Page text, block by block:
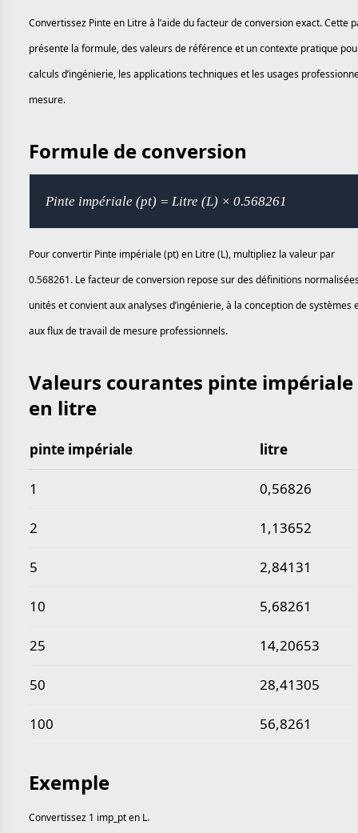
Convertissez Pinte en Litre à l’aide du facteur de conversion exact. Cette
présente la formule, des valeurs de référence et un contexte pratique
calculs d’ingénierie, les applications techniques et les usages
mesure.
Formule de conversion
Pinte impériale (pt) = Litre (L) × 0.568261
Pour convertir Pinte impériale (pt) en Litre (L), multipliez la valeur par
0.568261. Le facteur de conversion repose sur des définitions
unités et convient aux analyses d’ingénierie, à la conception de systèmes
aux flux de travail de mesure professionnels.
Valeurs courantes pinte impériale
en litre
Valeurs courantes pinte impériale en litre
pinte impériale litre
1 0,56826
2 1,13652
5 2,84131
10 5,68261
25 14,20653
50 28,41305
100 56,8261
Exemple
Convertissez 1 imp_pt en L.